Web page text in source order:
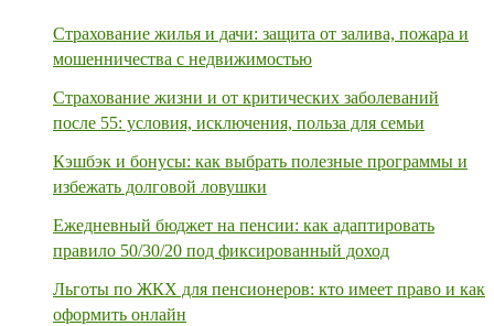
Страхование жилья и дачи: защита от залива, пожара и
мошенничества с недвижимостью
Страхование жизни и от критических заболеваний
после 55: условия, исключения, польза для семьи
Кэшбэк и бонусы: как выбрать полезные программы и
избежать долговой ловушки
Ежедневный бюджет на пенсии: как адаптировать
правило 50/30/20 под фиксированный доход
Льготы по ЖКХ для пенсионеров: кто имеет право и как
оформить онлайн